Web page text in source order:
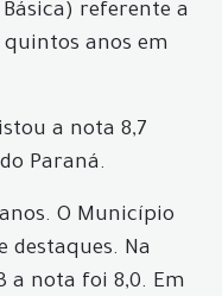
referente a
anos em
a nota 8,7
Paraná.
O Município
destaques. Na
a nota foi 8,0. Em